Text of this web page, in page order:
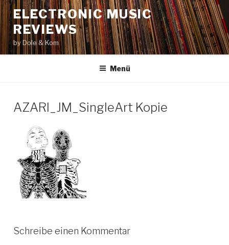
Zum
Inhalt
springen
ELECTRONIC MUSIC
REVIEWS
by Dole & Kom
Menü
AZARI_JM_SingleArt Kopie
Schreibe einen Kommentar